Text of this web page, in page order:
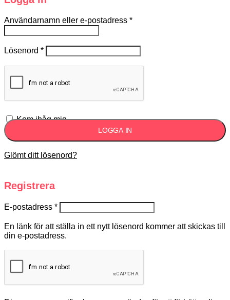
Användarnamn eller e-postadress *
Lösenord *
Kom ihåg mig
LOGGA IN
Glömt ditt lösenord?
Registrera
E-postadress *
En länk för att ställa in ett nytt lösenord kommer att skickas till
din e-postadress.